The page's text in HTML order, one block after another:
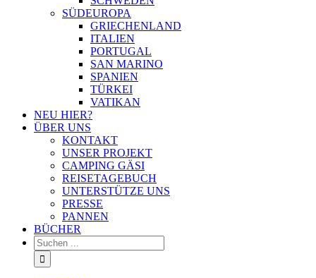
SÜDEUROPA
GRIECHENLAND
ITALIEN
PORTUGAL
SAN MARINO
SPANIEN
TÜRKEI
VATIKAN
NEU HIER?
ÜBER UNS
KONTAKT
UNSER PROJEKT
CAMPING GÄSI
REISETAGEBUCH
UNTERSTÜTZE UNS
PRESSE
PANNEN
BÜCHER
Suche
nach: